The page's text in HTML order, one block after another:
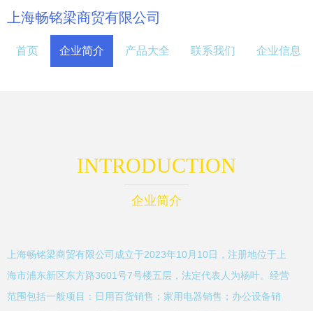
上海畅铭梁商贸有限公司
首页 企业简介 产品大全 联系我们 企业信息
INTRODUCTION
企业简介
上海畅铭梁商贸有限公司成立于2023年10月10日，注册地位于上
海市浦东新区东方路3601号7号楼五层，法定代表人为杨叶。经营
范围包括一般项目：日用百货销售；家用电器销售；办公设备销